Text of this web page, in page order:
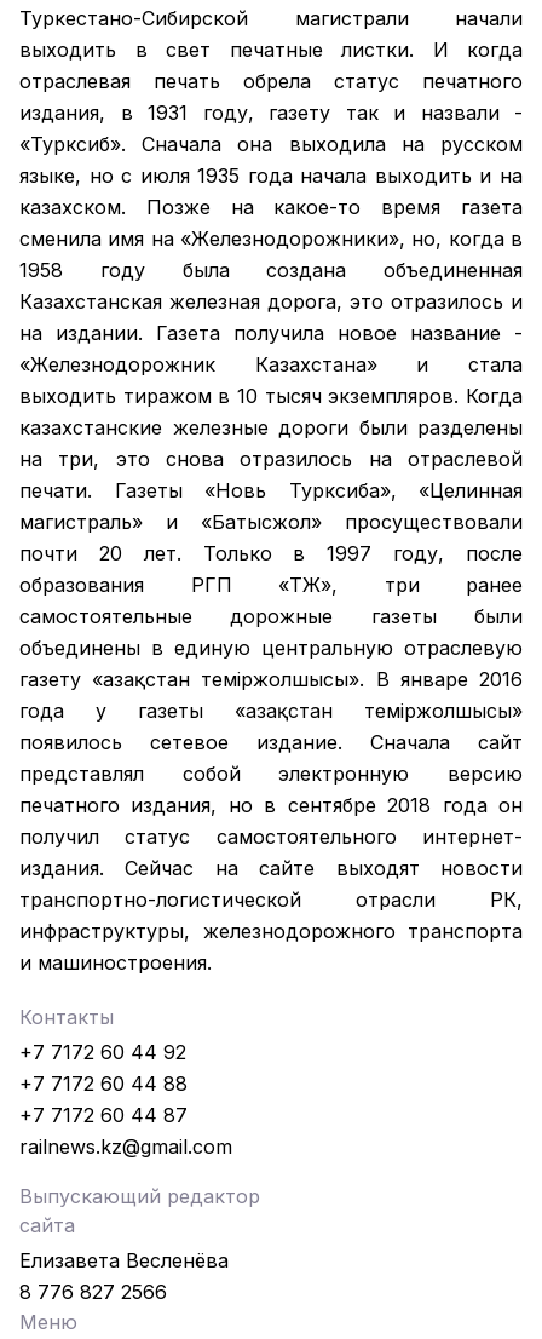
Туркестано-Сибирской магистрали начали
выходить в свет печатные листки. И когда
отраслевая печать обрела статус печатного
издания, в 1931 году, газету так и назвали -
«Турксиб». Сначала она выходила на русском
языке, но с июля 1935 года начала выходить и на
казахском. Позже на какое-то время газета
сменила имя на «Железнодорожники», но, когда в
1958 году была создана объединенная
Казахстанская железная дорога, это отразилось и
на издании. Газета получила новое название -
«Железнодорожник Казахстана» и стала
выходить тиражом в 10 тысяч экземпляров. Когда
казахстанские железные дороги были разделены
на три, это снова отразилось на отраслевой
печати. Газеты «Новь Турксиба», «Целинная
магистраль» и «Батысжол» просуществовали
почти 20 лет. Только в 1997 году, после
образования РГП «ҚТЖ», три ранее
самостоятельные дорожные газеты были
объединены в единую центральную отраслевую
газету «Қазақстан темiржолшысы». В январе 2016
года у газеты «Қазақстан теміржолшысы»
появилось сетевое издание. Сначала сайт
представлял собой электронную версию
печатного издания, но в сентябре 2018 года он
получил статус самостоятельного интернет-
издания. Сейчас на сайте выходят новости
транспортно-логистической отрасли РК,
инфраструктуры, железнодорожного транспорта
и машиностроения.
Контакты
+7 7172 60 44 92
+7 7172 60 44 88
+7 7172 60 44 87
railnews.kz@gmail.com
Выпускающий редактор
сайта
Елизавета Весленёва
8 776 827 2566
Меню